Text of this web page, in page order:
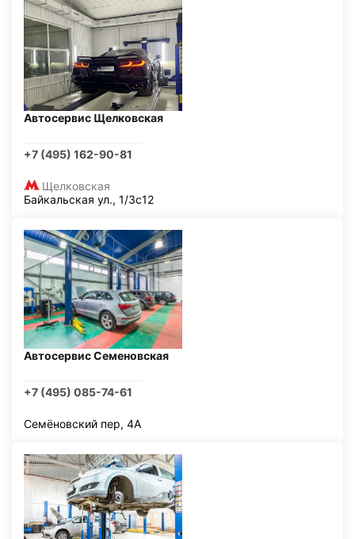
Автосервис Щелковская
+7 (495) 162-90-81
Щелковская
Байкальская ул., 1/3с12
Автосервис Семеновская
+7 (495) 085-74-61
Семёновский пер, 4А